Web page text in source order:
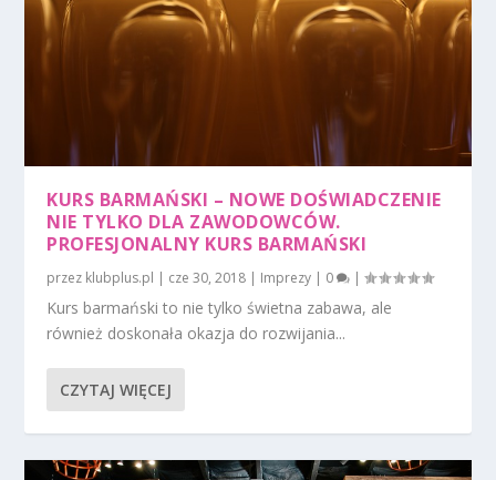
KURS BARMAŃSKI – NOWE DOŚWIADCZENIE
NIE TYLKO DLA ZAWODOWCÓW.
PROFESJONALNY KURS BARMAŃSKI
przez klubplus.pl | cze 30, 2018 | Imprezy | 0 |
Kurs barmański to nie tylko świetna zabawa, ale
również doskonała okazja do rozwijania...
CZYTAJ WIĘCEJ